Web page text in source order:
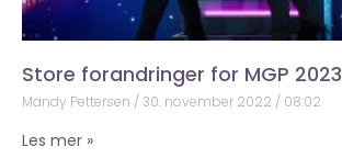
Store forandringer for MGP 2023
Mandy Pettersen 30. november 2022 08:02
Les mer »